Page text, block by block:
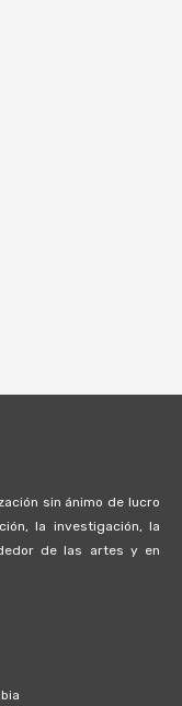
sin ánimo de lucro
la investigación, la
de las artes y en